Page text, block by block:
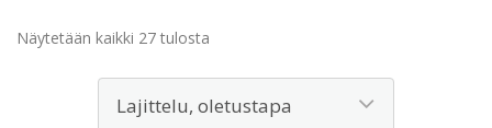
Näytetään kaikki 27 tulosta